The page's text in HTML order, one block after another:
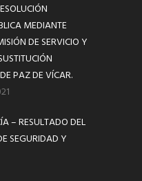
MEDIANTE
DE SERVICIO Y
PAZ DE VÍCAR.
– RESULTADO DEL
SEGURIDAD Y